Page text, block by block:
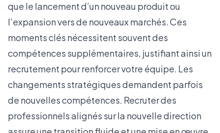
que le lancement d’un nouveau produit ou
l’expansion vers de nouveaux marchés. Ces
moments clés nécessitent souvent des
compétences supplémentaires, justifiant ainsi un
recrutement pour renforcer votre équipe. Les
changements stratégiques demandent parfois
de nouvelles compétences. Recruter des
professionnels alignés sur la nouvelle direction